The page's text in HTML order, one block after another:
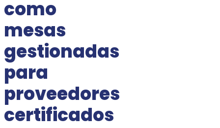
como
mesas
gestionadas
para
proveedores
certificados